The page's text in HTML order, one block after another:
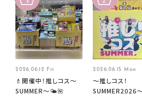
2026.06.12 Fri
💄開催中！推しコス〜
SUMMER〜🌤️🌺
2026.06.15 Mon
～推しコス！
SUMMER2026